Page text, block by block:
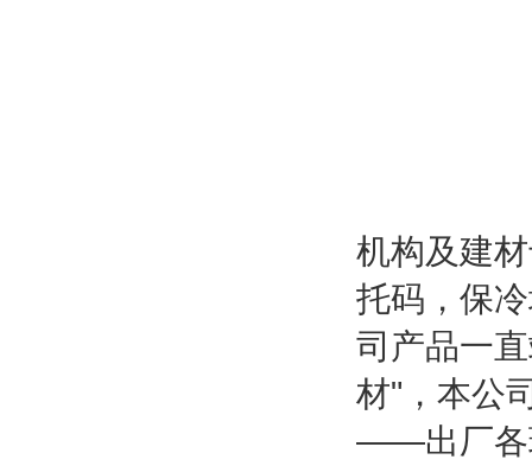
机构及建
托码，保
司产品一
材"，本公
——出厂各